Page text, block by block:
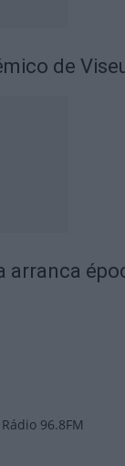
de
arranca
96.8FM